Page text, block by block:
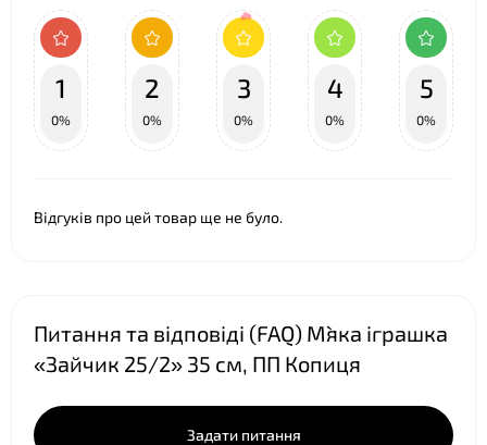
1
0%
2
0%
3
0%
4
0%
5
0%
Відгуків про цей товар ще не було.
Питання та відповіді (FAQ) М`яка іграшка
«Зайчик 25/2» 35 см, ПП Копиця
Задати питання